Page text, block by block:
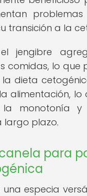
transición a la
jengibre
comidas, lo que
la dieta
alimentación, lo
monotonía y
largo plazo.
para
una especia